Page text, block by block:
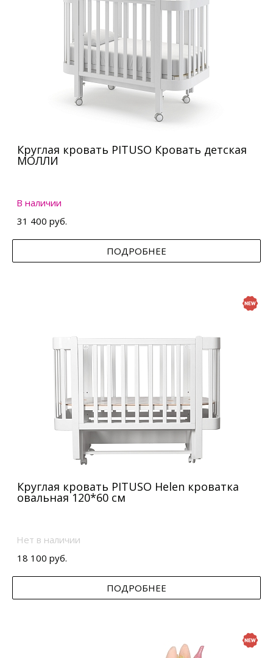
Круглая кровать PITUSO Кровать детская
МОЛЛИ
В наличии
31 400 руб.
ПОДРОБНЕЕ
Круглая кровать PITUSO Helen кроватка
овальная 120*60 см
Нет в наличии
18 100 руб.
ПОДРОБНЕЕ